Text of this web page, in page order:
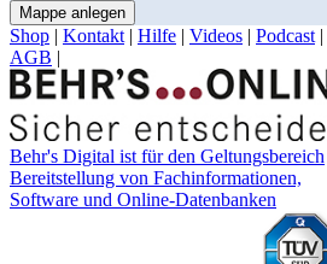
Mappe anlegen
Shop | Kontakt | Hilfe | Videos | Podcast |
AGB |
Behr's Digital ist für den Geltungsbereich
Bereitstellung von Fachinformationen,
Software und Online-Datenbanken